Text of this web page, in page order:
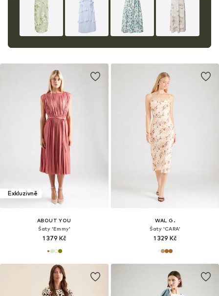
Exkluzivně
ABOUT YOU
Šaty 'Emmy'
1 379 Kč
WAL G.
Šaty 'CARA'
1 329 Kč